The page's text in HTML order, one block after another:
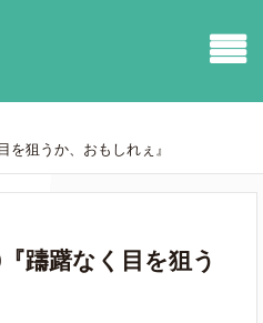
を狙うか、おもしれぇ』
躊躇なく目を狙う